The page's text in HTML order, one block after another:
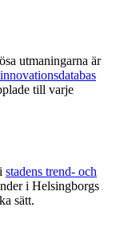
utmaningarna är
till varje
stadens trend- och
i Helsingborgs
sätt.